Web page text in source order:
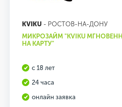
KVIKU - РОСТОВ-НА-ДОНУ
МИКРОЗАЙМ "KVIKU
НА КАРТУ"
с 18 лет
24 часа
онлайн заявка